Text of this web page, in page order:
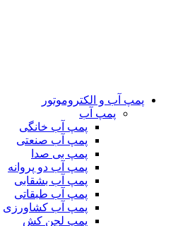
پمپ آب و الکتروموتور
پمپ آب
پمپ آب خانگی
پمپ آب صنعتی
پمپ بی صدا
پمپ آب دو پروانه
پمپ آب بشقابی
پمپ آب طبقاتی
پمپ آب کشاورزی
پمپ لجن کش